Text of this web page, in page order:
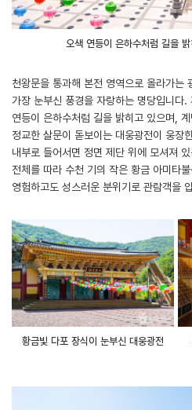
오색 연등이 은하수처럼 길을
천왕문을 통과해 본전 영역으로 올라가는
가장 눈부신 풍경을 자랑하는 명당입니다.
연등이 은하수처럼 길을 밝히고 있으며,
정교한 살문이 돋보이는 대웅광전이 웅장
내부로 들어서면 정면 제단 위에 모셔져
전체를 따라 수천 기의 작은 황금 아미타
영험하고도 성스러운 분위기로 관람객을
황금빛 다포 장식이 눈부신 대웅광전